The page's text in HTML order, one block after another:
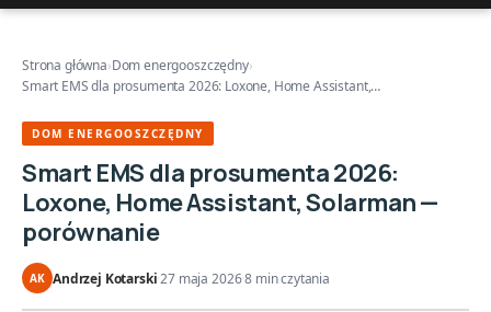
Strona główna›Dom energooszczędny›
Smart EMS dla prosumenta 2026: Loxone, Home Assistant,…
DOM ENERGOOSZCZĘDNY
Smart EMS dla prosumenta 2026:
Loxone, Home Assistant, Solarman —
porównanie
AK Andrzej Kotarski·27 maja 2026·8 min czytania